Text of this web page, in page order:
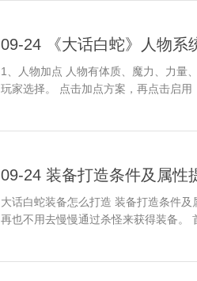
09-24 《大话白蛇》人物系
1、人物加点 人物有体质、魔力、力量
玩家选择。 点击加点方案，再点击启
09-24 装备打造条件及属性
大话白蛇装备怎么打造 装备打造条件
再也不用去慢慢通过杀怪来获得装备。